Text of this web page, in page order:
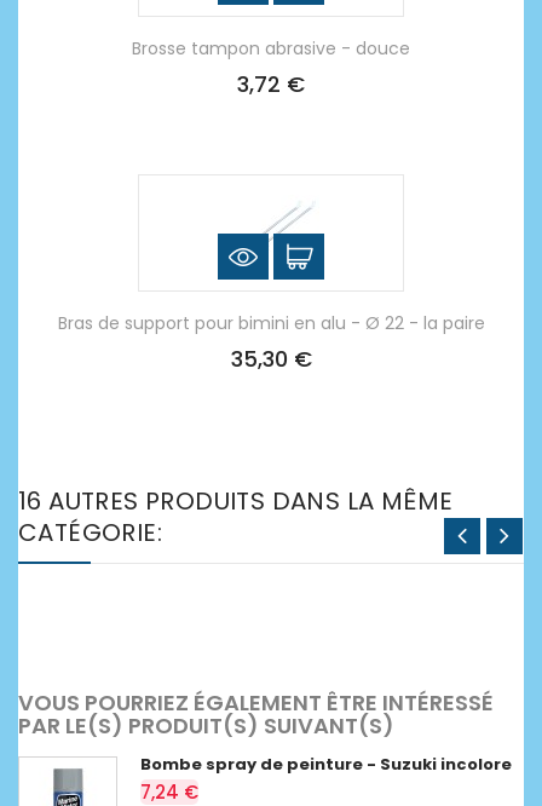
Brosse tampon abrasive - douce
3,72 €
Bras de support pour bimini en alu - Ø 22 - la paire
35,30 €
16 AUTRES PRODUITS DANS LA MÊME
CATÉGORIE:
VOUS POURRIEZ ÉGALEMENT ÊTRE INTÉRESSÉ
PAR LE(S) PRODUIT(S) SUIVANT(S)
Bombe spray de peinture - Suzuki incolore
7,24 €